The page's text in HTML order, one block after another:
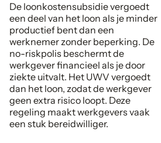
De loonkostensubsidie vergoedt
een deel van het loon als je minder
productief bent dan een
werknemer zonder beperking. De
no-riskpolis beschermt de
werkgever financieel als je door
ziekte uitvalt. Het UWV vergoedt
dan het loon, zodat de werkgever
geen extra risico loopt. Deze
regeling maakt werkgevers vaak
een stuk bereidwilliger.